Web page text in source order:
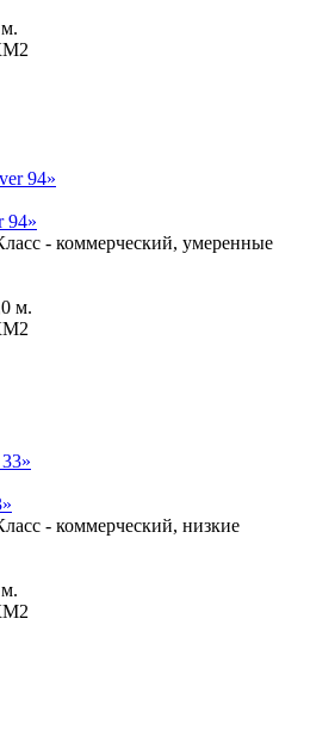
94»
- коммерческий, умеренные
м.
- коммерческий, низкие